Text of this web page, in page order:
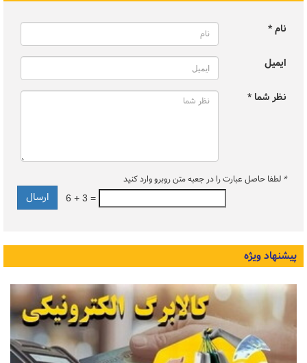
نام *
ایمیل
نظر شما *
* لطفا حاصل عبارت را در جعبه متن روبرو وارد کنید
6 + 3 =
پیشنهاد ویژه